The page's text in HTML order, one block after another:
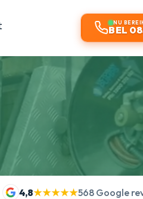
NU
BEL
4,8★★★★★568 Google